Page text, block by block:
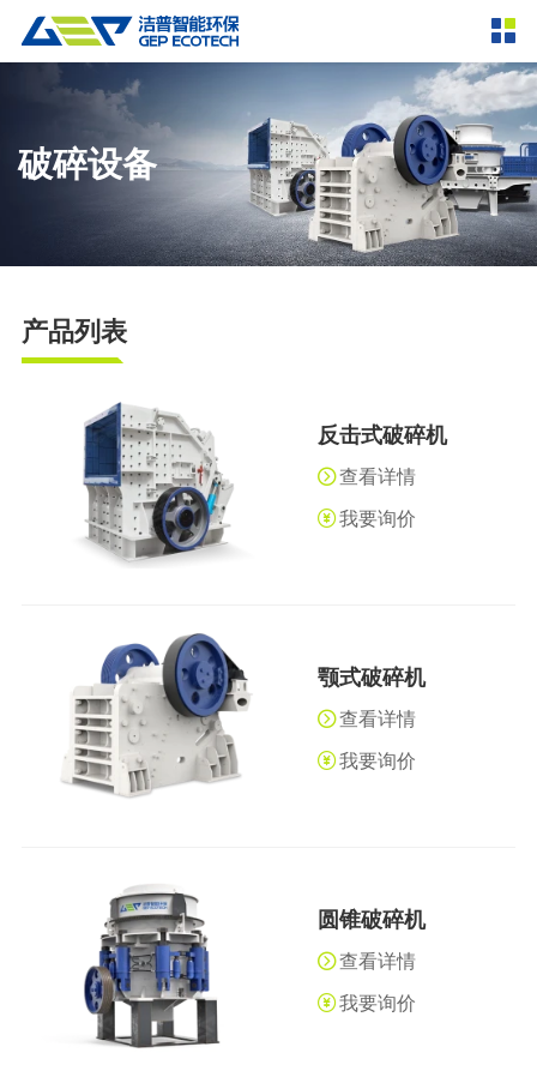
产品中心
双轴撕碎机 单轴撕碎机
四轴撕碎机 液压粗碎机
垃圾破袋机 移动式撕碎站
重型锤式破碎机
液压打包机
封闭式破碎系统 废轮胎热解系统
橡胶破胶机组
分选分离设备
风选机
脉冲除尘器
解决方案
服务支持
新闻资讯
走进洁普
联系我们
破碎设备
产品列表
反击式破碎机
查看详情
我要询价
颚式破碎机
查看详情
我要询价
圆锥破碎机
查看详情
我要询价